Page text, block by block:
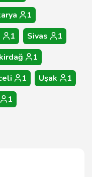
1
1 Sivas
1
1
1 Uşak
1
1